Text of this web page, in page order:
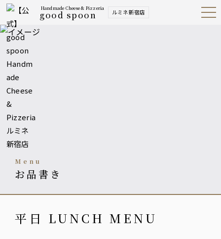
Handmade Cheese & Pizzeria
good spoon ルミネ新宿店 Open
Navig
menu
お品書き
平日 LUNCH MENU